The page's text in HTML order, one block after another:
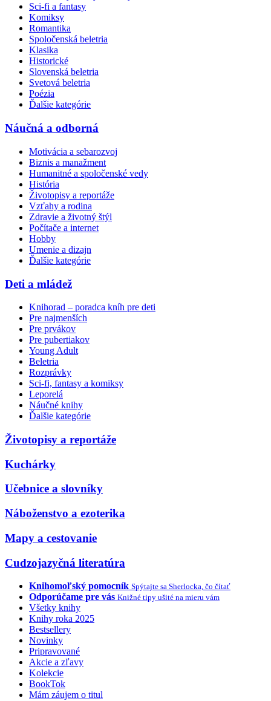
Sci-fi a fantasy
Komiksy
Romantika
Spoločenská beletria
Klasika
Historické
Slovenská beletria
Svetová beletria
Poézia
Ďalšie kategórie
Náučná a odborná
Motivácia a sebarozvoj
Biznis a manažment
Humanitné a spoločenské vedy
História
Životopisy a reportáže
Vzťahy a rodina
Zdravie a životný štýl
Počítače a internet
Hobby
Umenie a dizajn
Ďalšie kategórie
Deti a mládež
Knihorad – poradca kníh pre deti
Pre najmenších
Pre prvákov
Pre pubertiakov
Young Adult
Beletria
Rozprávky
Sci-fi, fantasy a komiksy
Leporelá
Náučné knihy
Ďalšie kategórie
Životopisy a reportáže
Kuchárky
Učebnice a slovníky
Náboženstvo a ezoterika
Mapy a cestovanie
Cudzojazyčná literatúra
Knihomoľský pomocník Spýtajte sa Sherlocka, čo čítať
Odporúčame pre vás Knižné tipy ušité na mieru vám
Všetky knihy
Knihy roka 2025
Bestsellery
Novinky
Pripravované
Akcie a zľavy
Kolekcie
BookTok
Mám záujem o titul